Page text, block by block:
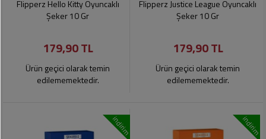
Flipperz Hello Kitty Oyuncaklı
Şeker 10 Gr
179,90 TL
Ürün geçici olarak temin
edilememektedir.
Flipperz Justice League Oyuncaklı
Şeker 10 Gr
179,90 TL
Ürün geçici olarak temin
edilememektedir.
indirim indirim